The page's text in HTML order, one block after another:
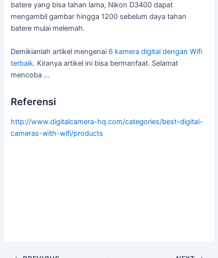
batere yang bisa tahan lama, Nikon D3400 dapat
mengambil gambar hingga 1200 sebelum daya tahan
batere mulai melemah.
Demikianlah artikel mengenai 6 kamera digital dengan Wifi
terbaik. Kiranya artikel ini bisa bermanfaat. Selamat
mencoba …
Referensi
http://www.digitalcamera-hq.com/categories/best-digital-
cameras-with-wifi/products